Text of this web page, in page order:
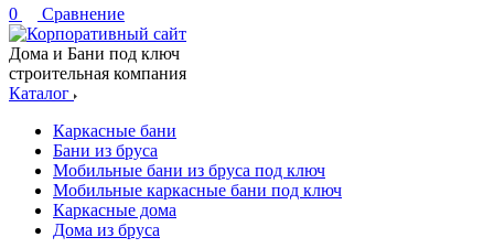
0 Сравнение
Дома и Бани под ключ
строительная компания
Каталог
Каркасные бани
Бани из бруса
Мобильные бани из бруса под ключ
Мобильные каркасные бани под ключ
Каркасные дома
Дома из бруса